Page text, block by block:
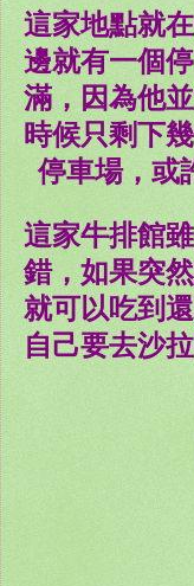
這家地點就
邊就有一個
滿，因為他
時候只剩下
停車場，或
這家牛排館
錯，如果突
就可以吃到
自己要去沙